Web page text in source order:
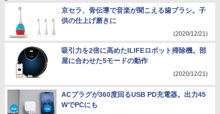
京セラ、骨伝導で音楽が聞こえる歯ブラシ。子
供の仕上げ磨きに
(2020/12/21)
吸引力を2倍に高めたILIFEロボット掃除機。部
屋に合わせた5モードの動作
(2020/12/21)
ACプラグが360度回るUSB PD充電器。出力45
WでPCにも